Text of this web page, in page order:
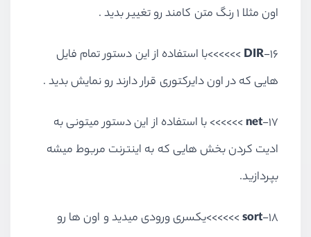
اون مثلا 1 رنگ متن کامند رو تغییر بدید .
16-
DIR >>>>>>با استفاده از این دستور تمام فایل
هایی که در اون دایرکتوری قرار دارند رو نمایش بدید .
17-
net>>>>>> با استفاده از این دستور میتونی به
ادیت کردن بخش هایی که به اینترنت مربوط میشه
بپردازید.
18-
sort>>>>>>یکسری ورودی میدید و اون ها رو